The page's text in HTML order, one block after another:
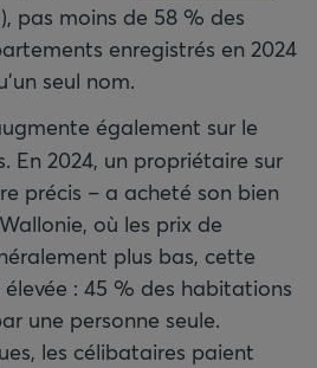
pas moins de 58 % des
enregistrés en 2024
seul nom.
également sur le
En 2024, un propriétaire sur
précis – a acheté son bien
où les prix de
plus bas, cette
: 45 % des habitations
une personne seule.
les célibataires paient